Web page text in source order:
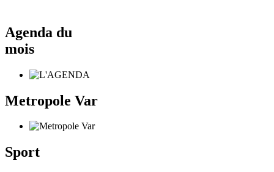
Agenda du
mois
Metropole Var
Sport